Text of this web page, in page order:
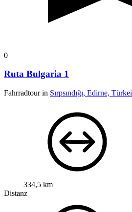
0
Ruta Bulgaria 1
Fahrradtour in Sırpsındığı, Edirne, Türkei
334,5 km
Distanz